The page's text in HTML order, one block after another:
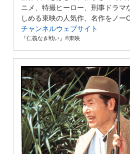
ニメ、特撮ヒーロー、刑事ドラマ
しめる東映の人気作、名作をノー
チャンネルウェブサイト
『仁義なき戦い』©東映